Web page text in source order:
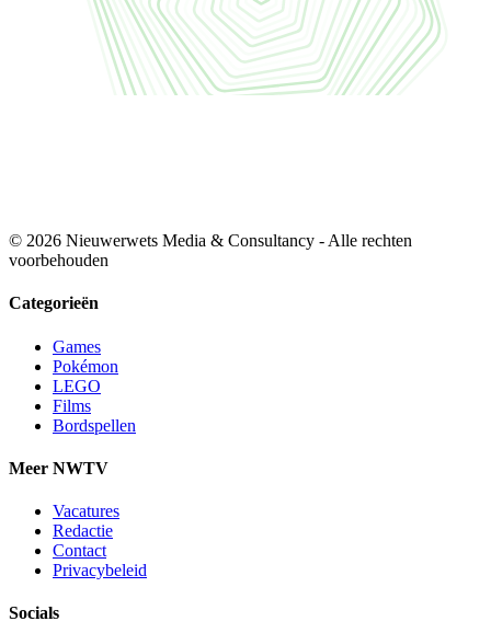
© 2026 Nieuwerwets Media & Consultancy - Alle rechten
voorbehouden
Categorieën
Games
Pokémon
LEGO
Films
Bordspellen
Meer NWTV
Vacatures
Redactie
Contact
Privacybeleid
Socials